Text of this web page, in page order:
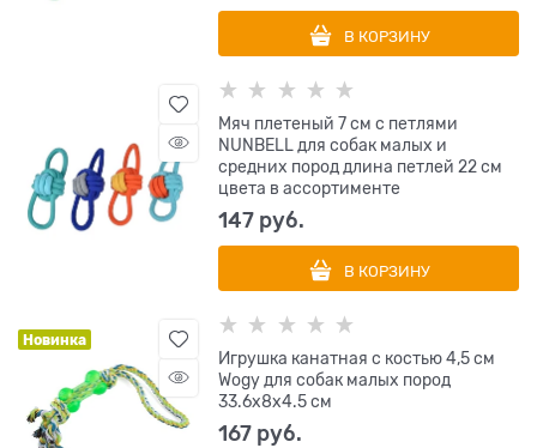
В КОРЗИНУ
Мяч плетеный 7 см с петлями
NUNBELL для собак малых и
средних пород длина петлей 22 см
цвета в ассортименте
147 руб.
В КОРЗИНУ
Новинка
Игрушка канатная с костью 4,5 см
Wogy для собак малых пород
33.6х8х4.5 см
167 руб.